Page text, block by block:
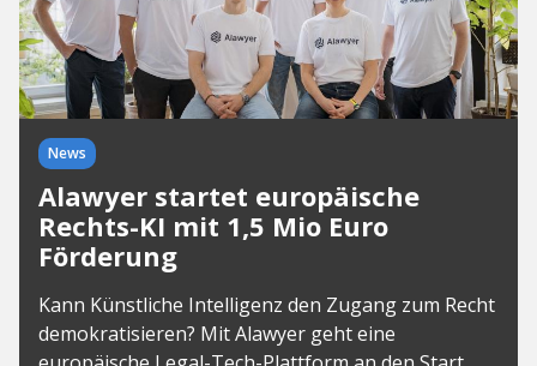
News
Alawyer startet europäische
Rechts-KI mit 1,5 Mio Euro
Förderung
Kann Künstliche Intelligenz den Zugang zum Recht
demokratisieren? Mit Alawyer geht eine